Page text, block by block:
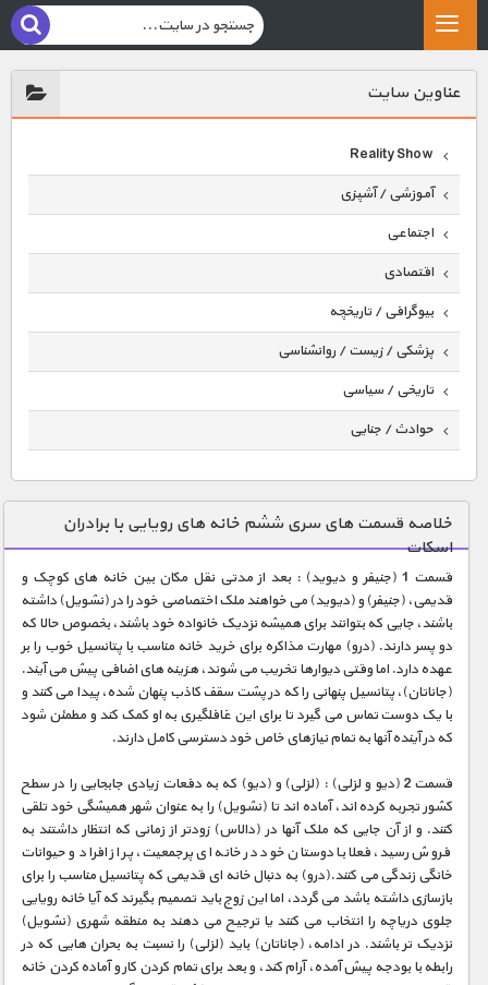
عناوين سايت
Reality Show
آموزشی / آشپزی
اجتماعی
اقتصادی
بیوگرافی / تاریخچه
پزشکی / زیست / روانشناسی
تاریخی / سیاسی
حوادث / جنایی
دنیای خوراکی ها
زمین شناسی / محیط زیست
سازه/ معماری/ مهندسی
سرگرمی
شناخت کودکان
طبیعت
علم و فناوری
فرهنگ / هنر
کیهان / نجوم
گردشگری
ماورایی
مسابقات / ورزشی
مستند های اختصاصی
خلاصه قسمت های سری ششم خانه های رویایی با برادران
اسکات
قسمت 1 (جنیفر و دیوید) : بعد از مدتی نقل مکان بین خانه های کوچک و
قدیمی، (جنیفر) و (دیوید) می خواهند ملک اختصاصی خود را در (نشویل) داشته
باشند، جایی که بتوانند برای همیشه نزدیک خانواده خود باشند، بخصوص حالا که
دو پسر دارند. (درو) مهارت مذاکره برای خرید خانه مناسب با پتانسیل خوب را بر
عهده دارد. اما وقتی دیوارها تخریب می شوند، هزینه های اضافی پیش می آیند.
(جاناتان)، پتانسیل پنهانی را که در پشت سقف کاذب پنهان شده، پیدا می کنند و
با یک دوست تماس می گیرد تا برای این غافلگیری به او کمک کند و مطمئن شود
که در آینده آنها به تمام نیازهای خاص خود دسترسی کامل دارند.
قسمت 2 (دیو و لزلی) : (لزلی) و (دیو) که به دفعات زیادی جابجایی را در سطح
کشور تجربه کرده اند، آماده اند تا (نشویل) را به عنوان شهر همیشگی خود تلقی
کنند. و از آن جایی که ملک آنها در (دالاس) زودتر از زمانی که انتظار داشتند به
فروش رسید، فعلا با دوستان خود در خانه ای پرجمعیت، پر از افراد و حیوانات
خانگی زندگی می کنند.(درو) به دنبال خانه ای قدیمی که پتانسیل مناسب را برای
بازسازی داشته باشد می گردد، اما این زوج باید تصمیم بگیرند که آیا خانه رویایی
جلوی دریاچه را انتخاب می کنند یا ترجیح می دهند به منطقه شهری (نشویل)
نزدیک تر باشند. در ادامه، (جاناتان) باید (لزلی) را نسبت به بحران هایی که در
رابطه با بودجه پیش آمده، آرام کند، و بعد برای تمام کردن کار و آماده کردن خانه